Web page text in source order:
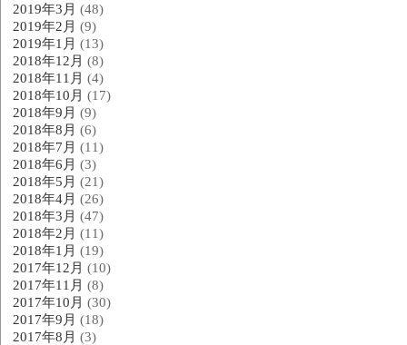
2019年3月 (48)
2019年2月 (9)
2019年1月 (13)
2018年12月 (8)
2018年11月 (4)
2018年10月 (17)
2018年9月 (9)
2018年8月 (6)
2018年7月 (11)
2018年6月 (3)
2018年5月 (21)
2018年4月 (26)
2018年3月 (47)
2018年2月 (11)
2018年1月 (19)
2017年12月 (10)
2017年11月 (8)
2017年10月 (30)
2017年9月 (18)
2017年8月 (3)